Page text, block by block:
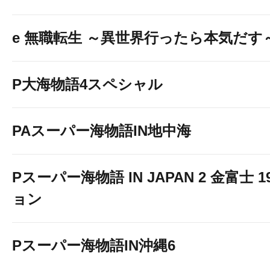
e 無職転生 ～異世界行ったら本気だす
P大海物語4スペシャル
PAスーパー海物語IN地中海
Pスーパー海物語 IN JAPAN 2 金富士
ョン
Pスーパー海物語IN沖縄6